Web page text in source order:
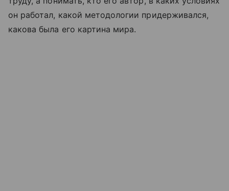
он работал, какой методологии придерживался,
какова была его картина мира.